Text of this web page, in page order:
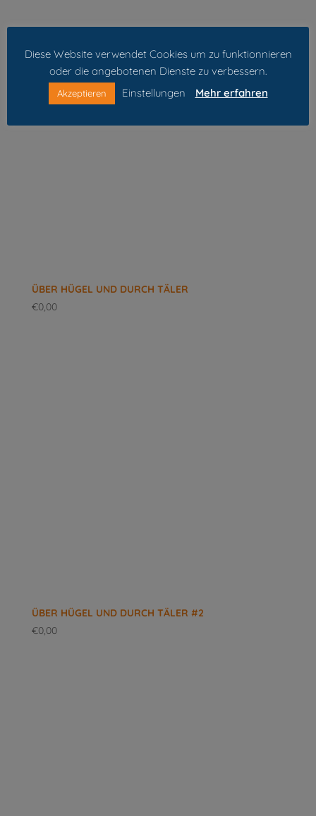
ÜBER HÜGEL UND DURCH TÄLER
€0,00
ÜBER HÜGEL UND DURCH TÄLER #2
€0,00
Diese Website verwendet Cookies um zu funktionnieren
oder die angebotenen Dienste zu verbessern.
Akzeptieren Einstellungen Mehr erfahren